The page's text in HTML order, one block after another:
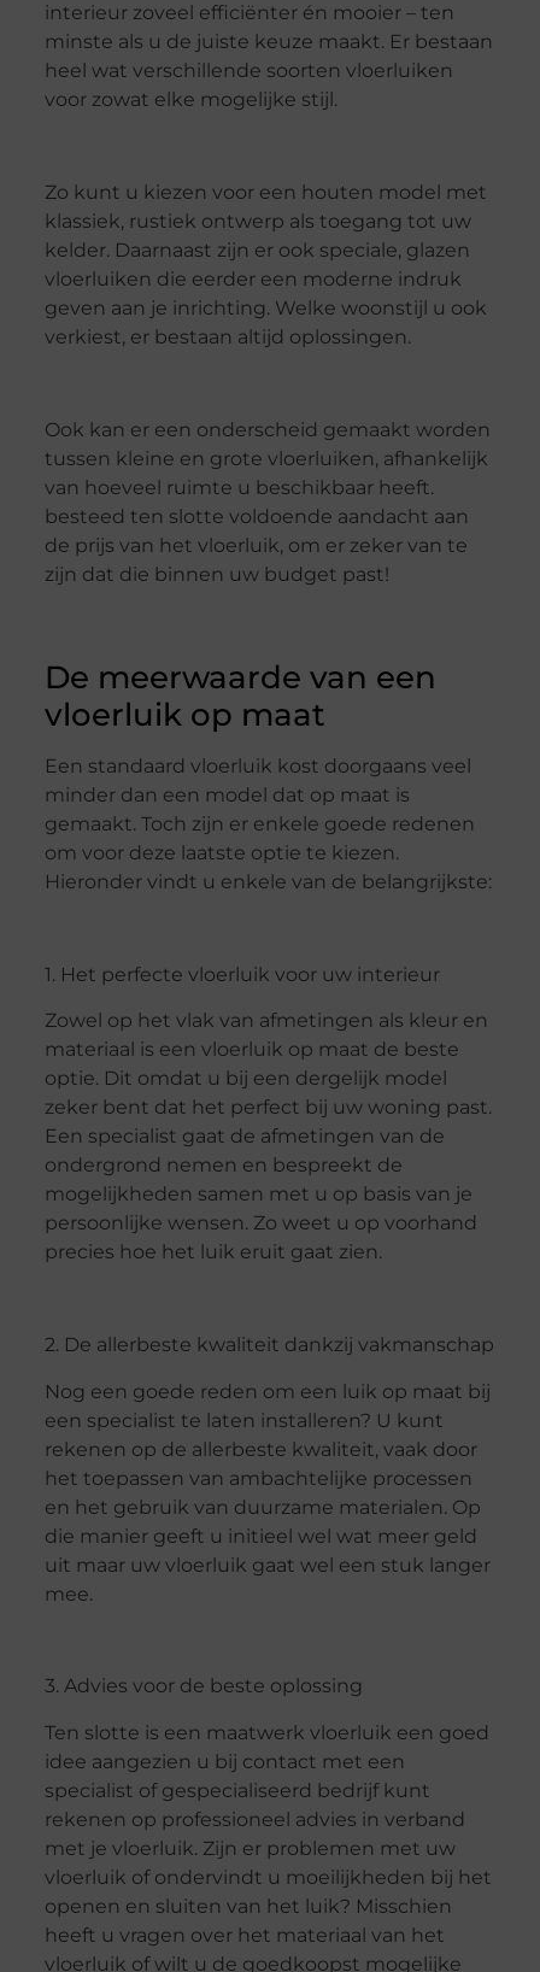
interieur zoveel efficiënter én mooier – ten
minste als u de juiste keuze maakt. Er bestaan
heel wat verschillende soorten vloerluiken
voor zowat elke mogelijke stijl.
Zo kunt u kiezen voor een houten model met
klassiek, rustiek ontwerp als toegang tot uw
kelder. Daarnaast zijn er ook speciale, glazen
vloerluiken die eerder een moderne indruk
geven aan je inrichting. Welke woonstijl u ook
verkiest, er bestaan altijd oplossingen.
Ook kan er een onderscheid gemaakt worden
tussen kleine en grote vloerluiken, afhankelijk
van hoeveel ruimte u beschikbaar heeft.
besteed ten slotte voldoende aandacht aan
de prijs van het vloerluik, om er zeker van te
zijn dat die binnen uw budget past!
De meerwaarde van een
vloerluik op maat
Een standaard vloerluik kost doorgaans veel
minder dan een model dat op maat is
gemaakt. Toch zijn er enkele goede redenen
om voor deze laatste optie te kiezen.
Hieronder vindt u enkele van de belangrijkste:
1. Het perfecte vloerluik voor uw interieur
Zowel op het vlak van afmetingen als kleur en
materiaal is een vloerluik op maat de beste
optie. Dit omdat u bij een dergelijk model
zeker bent dat het perfect bij uw woning past.
Een specialist gaat de afmetingen van de
ondergrond nemen en bespreekt de
mogelijkheden samen met u op basis van je
persoonlijke wensen. Zo weet u op voorhand
precies hoe het luik eruit gaat zien.
2. De allerbeste kwaliteit dankzij vakmanschap
Nog een goede reden om een luik op maat bij
een specialist te laten installeren? U kunt
rekenen op de allerbeste kwaliteit, vaak door
het toepassen van ambachtelijke processen
en het gebruik van duurzame materialen. Op
die manier geeft u initieel wel wat meer geld
uit maar uw vloerluik gaat wel een stuk langer
mee.
3. Advies voor de beste oplossing
Ten slotte is een maatwerk vloerluik een goed
idee aangezien u bij contact met een
specialist of gespecialiseerd bedrijf kunt
rekenen op professioneel advies in verband
met je vloerluik. Zijn er problemen met uw
vloerluik of ondervindt u moeilijkheden bij het
openen en sluiten van het luik? Misschien
heeft u vragen over het materiaal van het
vloerluik of wilt u de goedkoopst mogelijke